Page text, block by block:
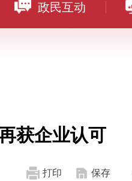
政民互动
获企业认可
打印 保存